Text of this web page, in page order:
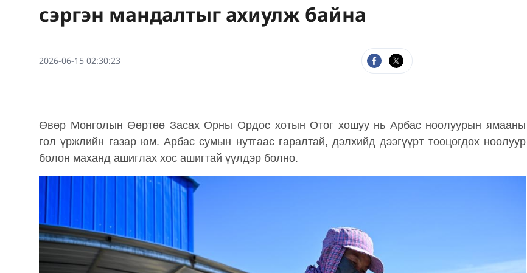
сэргэн мандалтыг ахиулж байна
2026-06-15 02:30:23
Өвөр Монголын Өөртөө Засах Орны Ордос хотын Отог хошуу нь Арбас ноолуурын ямааны
гол үржлийн газар юм. Арбас сумын нутгаас гаралтай, дэлхийд дээгүүрт тооцогдох ноолуур
болон маханд ашиглах хос ашигтай үүлдэр болно.